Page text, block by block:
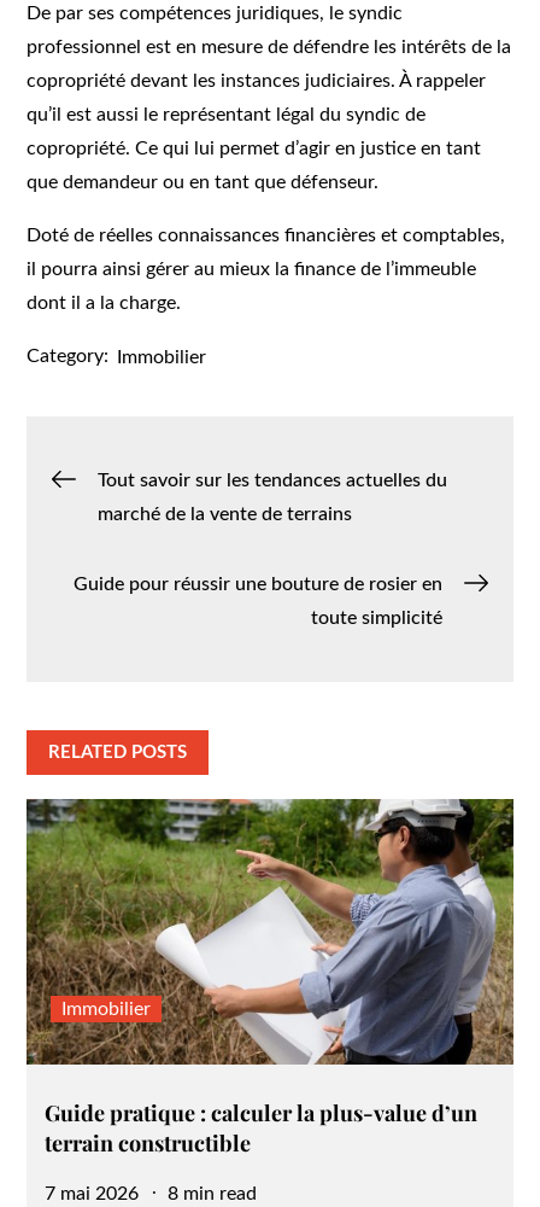
De par ses compétences juridiques, le syndic
professionnel est en mesure de défendre les intérêts de la
copropriété devant les instances judiciaires. À rappeler
qu’il est aussi le représentant légal du syndic de
copropriété. Ce qui lui permet d’agir en justice en tant
que demandeur ou en tant que défenseur.
Doté de réelles connaissances financières et comptables,
il pourra ainsi gérer au mieux la finance de l’immeuble
dont il a la charge.
Category: Immobilier
Navigation
Tout savoir sur les tendances actuelles du
marché de la vente de terrains
Guide pour réussir une bouture de rosier en
toute simplicité
RELATED POSTS
Immobilier
Guide pratique : calculer la plus-value d’un
terrain constructible
Posted
7 mai 2026 8 min read